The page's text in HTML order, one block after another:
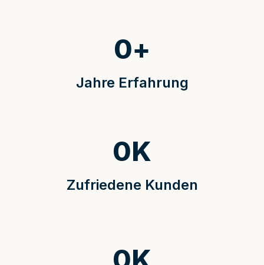
Jahre Erfahrung
0+
Zufriedene Kunden
0K